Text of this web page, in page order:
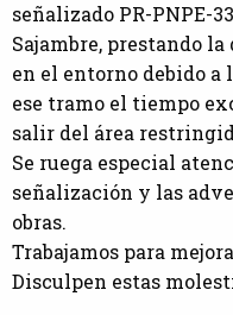
señalizado PR-PNPE-
Sajambre, prestando
en el entorno debido a
ese tramo el tiempo
salir del área
Se ruega especial
señalización y las
obras.
Trabajamos para
Disculpen estas